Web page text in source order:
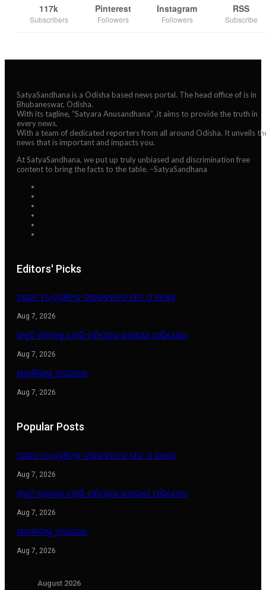
117k
Subscribers
Pinterest
Followers
Instagram
Followers
RSS
Subscribe
SatyaSandhana is a Odisha based news portal. The head office of is in
Bhubaneswar, Odisha.
With its tagline, “Satyara Anusandhana” ,it aims to provide the truth in
every news.
With a team of dedicated reporters from all around Odisha. It unveils
news that is important and impacts you.
At SatyaSandhana, we put up truly unbiased and discrimination free
content to bring the facts to the table. –SatyaSandhana
Editors' Picks
ଆଇନ ମନ୍ତ୍ରୀଙ୍କ ବାସଭବନରେ ନାଗ ଓ ଢମଣା
Aug 7, 2026
ସ୍କୁଟି ଚାଳକକୁ ରୋକି ମନିପ୍ରସ ଛଡାଇବା ଅଭିଯୋଗ
Aug 7, 2026
ନାବାଳିକାକୁ ଅପହରଣ
Aug 7, 2026
Popular Posts
ଆଇନ ମନ୍ତ୍ରୀଙ୍କ ବାସଭବନରେ ନାଗ ଓ ଢମଣା
Aug 7, 2026
ସ୍କୁଟି ଚାଳକକୁ ରୋକି ମନିପ୍ରସ ଛଡାଇବା ଅଭିଯୋଗ
Aug 7, 2026
ନାବାଳିକାକୁ ଅପହରଣ
Aug 7, 2026
August 2026